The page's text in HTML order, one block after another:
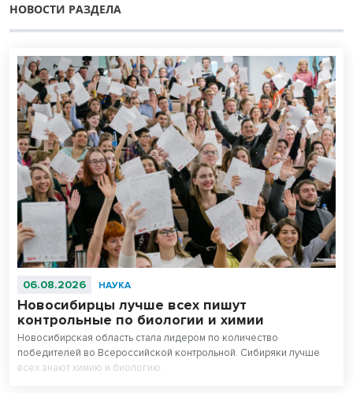
НОВОСТИ РАЗДЕЛА
06.08.2026 НАУКА
Новосибирцы лучше всех пишут
контрольные по биологии и химии
Новосибирская область стала лидером по количество
победителей во Всероссийской контрольной. Сибиряки лучше
всех знают химию и биологию.